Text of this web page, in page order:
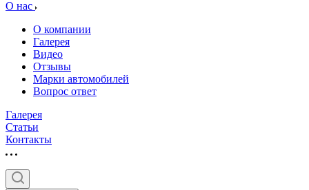
О нас
О компании
Галерея
Видео
Отзывы
Марки автомобилей
Вопрос ответ
Галерея
Статьи
Контакты